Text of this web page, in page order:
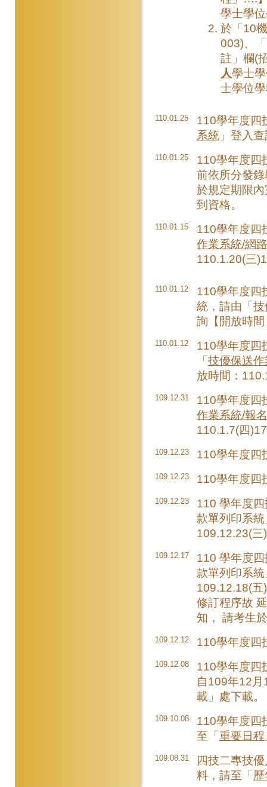
學士學
於「10
003)、
註」欄(
人學士
士學位
110.01.25
110學年度四
系統 」登入
110.01.25
110學年度四
前依所分發
於規定期限
到資格。
110.01.15
110學年度四
作業系統/網
110.1.20(三
110.01.12
110學年度四
統，請由「技
詢【開放時
110.01.12
110學年度四
「技優保送
放時間：
109.12.31
110學年度四
作業系統/報
110.1.7(四
109.12.23 110學年度四
109.12.23 110學年度四
109.12.23
110 學年度
款單列印系
109.12.23(
109.12.17
110 學年度
款單列印系
109.12.18(
修訂程序故
知， 請考生
109.12.12 110學年度四
109.12.08
110學年度四
自109年12
載」處下載。
109.10.08
110學年度四
至「重要日程
109.08.31
四技二專技
料，請至「